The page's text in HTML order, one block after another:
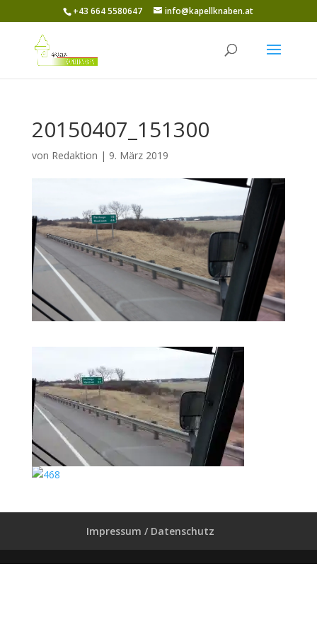
+43 664 5580647 info@kapellknaben.at
20150407_151300
von Redaktion | 9. März 2019
Impressum / Datenschutz